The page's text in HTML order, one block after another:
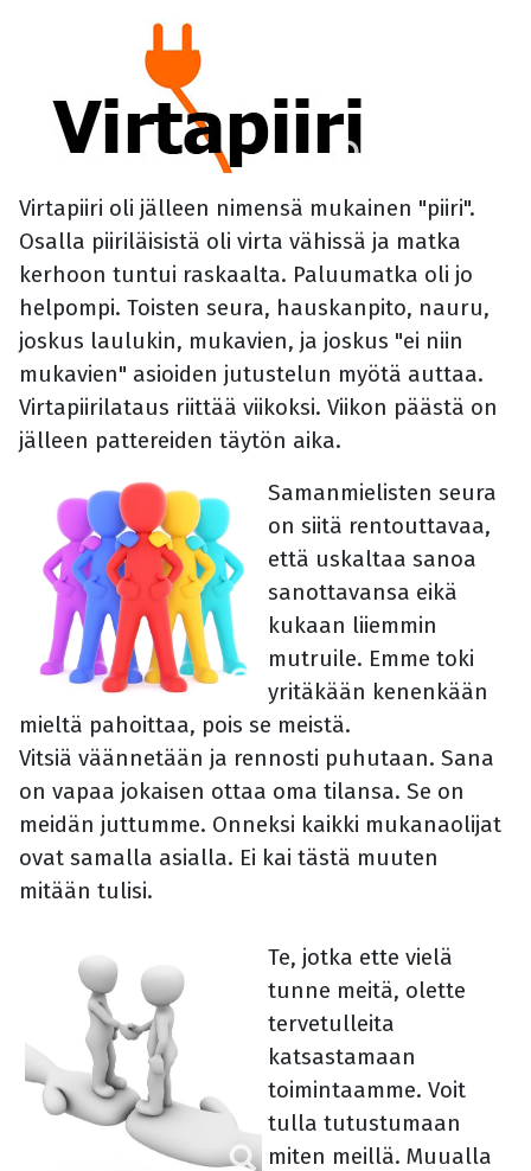
Virtapiiri oli jälleen nimensä mukainen "piiri".
Osalla piiriläisistä oli virta vähissä ja matka
kerhoon tuntui raskaalta. Paluumatka oli jo
helpompi. Toisten seura, hauskanpito, nauru,
joskus laulukin, mukavien, ja joskus "ei niin
mukavien" asioiden jutustelun myötä auttaa.
Virtapiirilataus riittää viikoksi. Viikon päästä on
jälleen pattereiden täytön aika.
Samanmielisten seura
on siitä rentouttavaa,
että uskaltaa sanoa
sanottavansa eikä
kukaan liiemmin
mutruile. Emme toki
yritäkään kenenkään
mieltä pahoittaa, pois se meistä.
Vitsiä väännetään ja rennosti puhutaan. Sana
on vapaa jokaisen ottaa oma tilansa. Se on
meidän juttumme. Onneksi kaikki mukanaolijat
ovat samalla asialla. Ei kai tästä muuten
mitään tulisi.
Te, jotka ette vielä
tunne meitä, olette
tervetulleita
katsastamaan
toimintaamme. Voit
tulla tutustumaan
miten meillä. Muualla